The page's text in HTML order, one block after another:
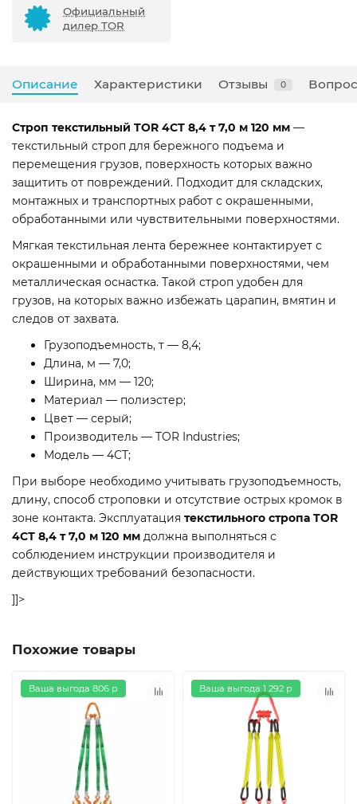
Официальный
дилер TOR
Описание Характеристики Отзывы 0
Строп текстильный TOR 4СТ 8,4 т 7,0 м 120 мм —
текстильный строп для бережного подъема и
перемещения грузов, поверхность которых важно
защитить от повреждений. Подходит для складских,
монтажных и транспортных работ с окрашенными,
обработанными или чувствительными поверхностями.
Мягкая текстильная лента бережнее контактирует с
окрашенными и обработанными поверхностями, чем
металлическая оснастка. Такой строп удобен для
грузов, на которых важно избежать царапин, вмятин и
следов от захвата.
Грузоподъемность, т — 8,4;
Длина, м — 7,0;
Ширина, мм — 120;
Материал — полиэстер;
Цвет — серый;
Производитель — TOR Industries;
Модель — 4СТ;
При выборе необходимо учитывать грузоподъемность,
длину, способ строповки и отсутствие острых кромок в
зоне контакта. Эксплуатация текстильного стропа TOR
4СТ 8,4 т 7,0 м 120 мм должна выполняться с
соблюдением инструкции производителя и
действующих требований безопасности.
]]>
Похожие товары
Ваша выгода 806 р Ваша выгода 1 292 р